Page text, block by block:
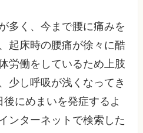
多く、今まで腰に痛みを
起床時の腰痛が徐々に酷
労働をしているため上肢
少し呼吸が浅くなってき
にめまいを発症するよ
ンターネットで検索した